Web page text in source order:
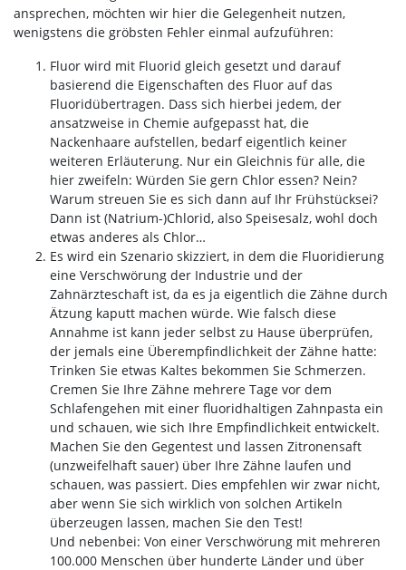
ansprechen, möchten wir hier die Gelegenheit nutzen,
wenigstens die gröbsten Fehler einmal aufzuführen:
Fluor wird mit Fluorid gleich gesetzt und darauf
basierend die Eigenschaften des Fluor auf das
Fluoridübertragen. Dass sich hierbei jedem, der
ansatzweise in Chemie aufgepasst hat, die
Nackenhaare aufstellen, bedarf eigentlich keiner
weiteren Erläuterung. Nur ein Gleichnis für alle, die
hier zweifeln: Würden Sie gern Chlor essen? Nein?
Warum streuen Sie es sich dann auf Ihr Frühstücksei?
Dann ist (Natrium-)Chlorid, also Speisesalz, wohl doch
etwas anderes als Chlor…
Es wird ein Szenario skizziert, in dem die Fluoridierung
eine Verschwörung der Industrie und der
Zahnärzteschaft ist, da es ja eigentlich die Zähne durch
Ätzung kaputt machen würde. Wie falsch diese
Annahme ist kann jeder selbst zu Hause überprüfen,
der jemals eine Überempfindlichkeit der Zähne hatte:
Trinken Sie etwas Kaltes bekommen Sie Schmerzen.
Cremen Sie Ihre Zähne mehrere Tage vor dem
Schlafengehen mit einer fluoridhaltigen Zahnpasta ein
und schauen, wie sich Ihre Empfindlichkeit entwickelt.
Machen Sie den Gegentest und lassen Zitronensaft
(unzweifelhaft sauer) über Ihre Zähne laufen und
schauen, was passiert. Dies empfehlen wir zwar nicht,
aber wenn Sie sich wirklich von solchen Artikeln
überzeugen lassen, machen Sie den Test!
Und nebenbei: Von einer Verschwörung mit mehreren
100.000 Menschen über hunderte Länder und über